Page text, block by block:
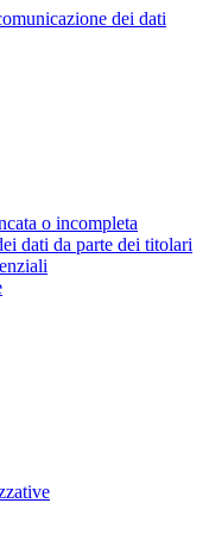
dei dati
o incompleta
dati da parte dei titolari